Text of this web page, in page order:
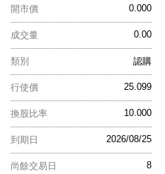
0.000
開市價
0.00
成交量
認購
類別
25.099
行使價
10.000
換股比率
2026/08/25
到期日
8
尚餘交易日